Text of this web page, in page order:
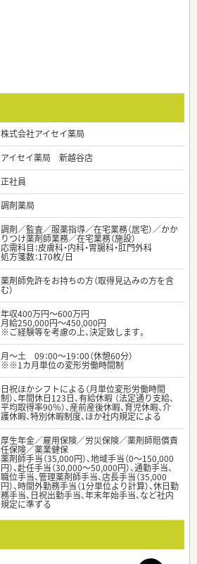
株式会社アイセイ薬局
アイセイ薬局 新越谷店
正社員
調剤薬局
調剤／監査／服薬指導／在宅業務（居宅）／かか
りつけ薬剤師業務／在宅業務（施設）
応需科目：皮膚科・内科・胃腸科・肛門外科
処方箋数：170枚/日
薬剤師免許をお持ちの方（取得見込みの方を含
む）
年収400万円～600万円
月給250,000円～450,000円
※ご経験等を考慮の上、決定致します。
月～土 09：00～19：00（休憩60分）
※※1カ月単位の変形労働時間制
日祝ほかシフトによる（月単位変形労働時間
制）、年間休日123日、有給休暇 （法定通り支給、
平均取得率90％）、産前産後休暇、育児休暇、介
護休暇、特別休暇制度、ほか社内規定による
厚生年金／雇用保険／労災保険／薬剤師賠償責
任保険／薬業健保
薬剤師手当（35,000円）、地域手当（0～150,000
円）、赴任手当（30,000～50,000円）、通勤手当、
職位手当、管理薬剤師手当、店長手当（35,000
円）、時間外勤務手当（1分単位より計算）、休日勤
務手当、日祝出勤手当、年末年始手当、など社内
規定に準ずる